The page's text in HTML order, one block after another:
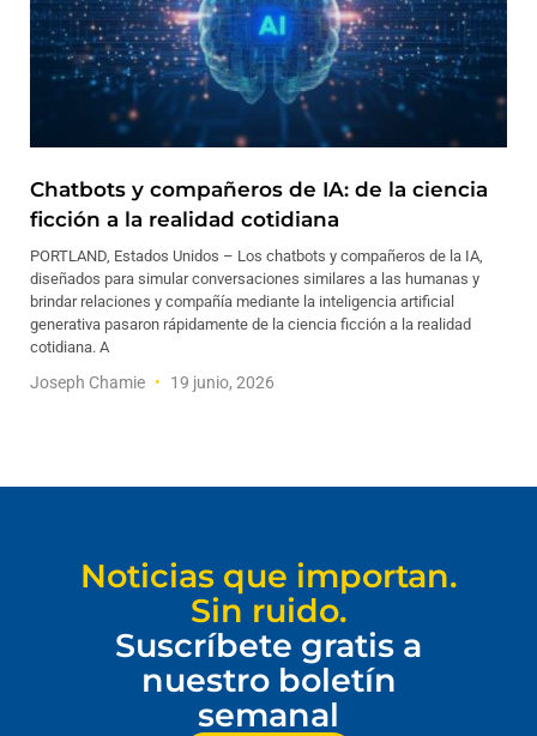
Chatbots y compañeros de IA: de la ciencia
ficción a la realidad cotidiana
PORTLAND, Estados Unidos – Los chatbots y compañeros de la IA,
diseñados para simular conversaciones similares a las humanas y
brindar relaciones y compañía mediante la inteligencia artificial
generativa pasaron rápidamente de la ciencia ficción a la realidad
cotidiana. A
Joseph Chamie 19 junio, 2026
Noticias que importan.
Sin ruido.
Suscríbete gratis a
nuestro boletín
semanal